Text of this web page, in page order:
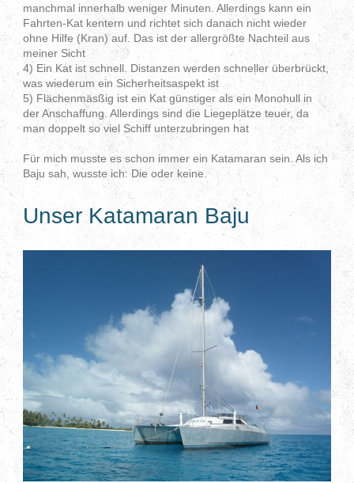
manchmal innerhalb weniger Minuten. Allerdings kann ein
Fahrten-Kat kentern und richtet sich danach nicht wieder
ohne Hilfe (Kran) auf. Das ist der allergrößte Nachteil aus
meiner Sicht
4) Ein Kat ist schnell. Distanzen werden schneller überbrückt,
was wiederum ein Sicherheitsaspekt ist
5) Flächenmäsßig ist ein Kat günstiger als ein Monohull in
der Anschaffung. Allerdings sind die Liegeplätze teuer, da
man doppelt so viel Schiff unterzubringen hat
Für mich musste es schon immer ein Katamaran sein. Als ich
Baju sah, wusste ich: Die oder keine.
Unser Katamaran Baju